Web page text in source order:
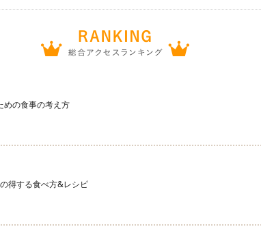
めの食事の考え方
得する食べ方&レシピ